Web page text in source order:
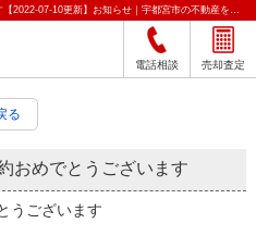
真岡市土地付建物 ご成約おめでとうございます【2022-07-10更新】お知らせ｜宇都宮市の不動産をクイック売却査定｜宇都宮不動産
電話相談 売却査定
る
めでとうございます
うございます